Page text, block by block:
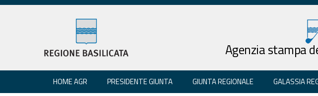
Agenzia stampa
HOME AGR PRESIDENTE GIUNTA GIUNTA REGIONALE GALASSIA